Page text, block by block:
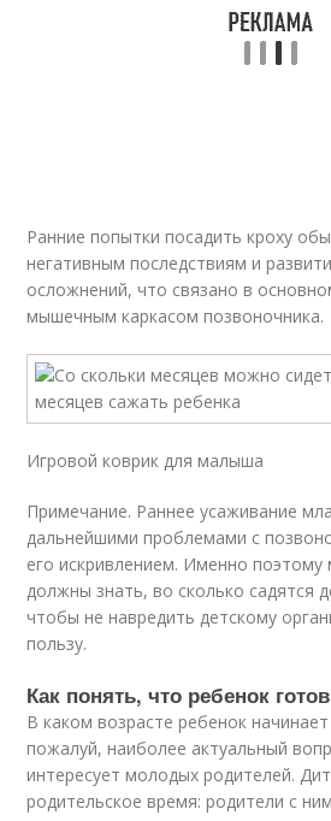
Ранние попытки посадить кроху
негативным последствиям и
осложнений, что связано в
мышечным каркасом позвоночника.
Игровой коврик для малыша
Примечание. Раннее усаживание
дальнейшими проблемами с
его искривлением. Именно
должны знать, во сколько садятся
чтобы не навредить детскому
пользу.
Как понять, что ребенок
В каком возрасте ребенок
пожалуй, наиболее актуальный
интересует молодых родителей.
родительское время: родители с